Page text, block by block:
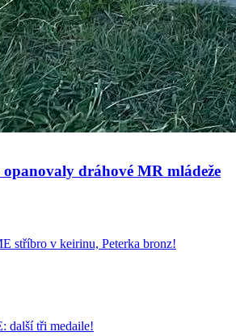
dráhové MR mládeže
stříbro v keirinu, Peterka bronz!
další tři medaile!